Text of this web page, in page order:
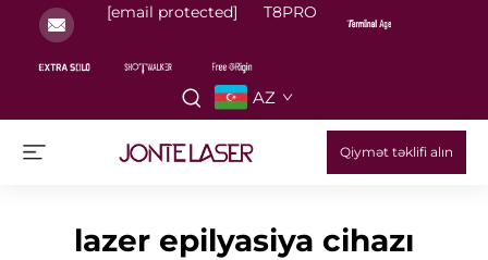
[email protected] T8PRO
AZ
Qiymət təklifi alın
lazer epilyasiya cihazı